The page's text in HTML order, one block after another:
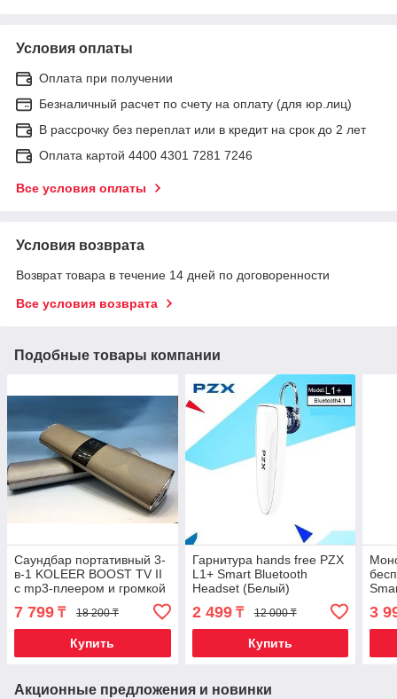
Условия оплаты
Оплата при получении
Безналичный расчет по счету на оплату (для юр.лиц)
В рассрочку без переплат или в кредит на срок до 2 лет
Оплата картой 4400 4301 7281 7246
Все условия оплаты
Условия возврата
Возврат товара в течение 14 дней по договоренности
Все условия возврата
Подобные товары компании
Саундбар портативный 3-
в-1 KOLEER BOOST TV II
с mp3-плеером и громкой
связью {Bluetooth, AUX,
USB и SD}
7 799 ₸ 18 200 ₸
Купить
Гарнитура hands free PZX
L1+ Smart Bluetooth
Headset (Белый)
2 499₸ 12 000 ₸
Купить
3
Акционные предложения и новинки